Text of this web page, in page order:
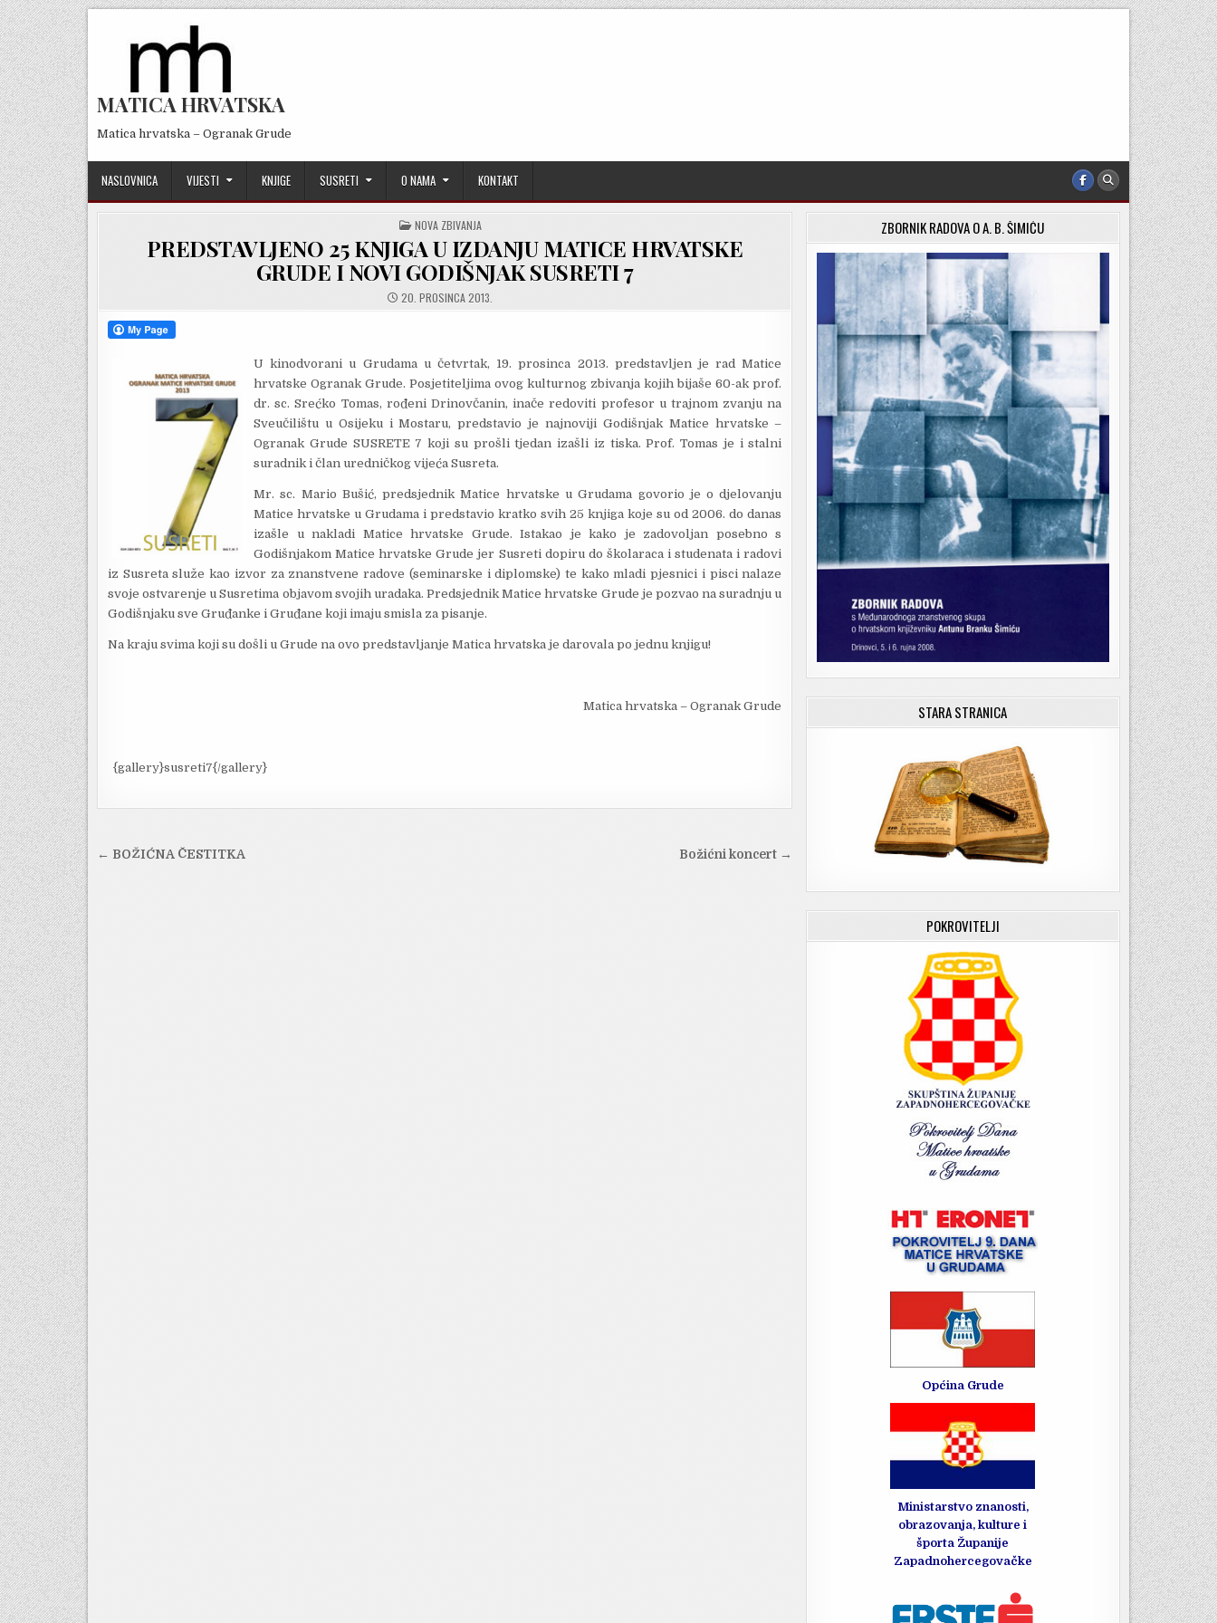
Skip
to
content
MATICA HRVATSKA
Matica hrvatska – Ogranak Grude
NASLOVNICA VIJESTI KNJIGE SUSRETI O NAMA KONTAKT
POSTED
IN
NOVA ZBIVANJA
PREDSTAVLJENO 25 KNJIGA U IZDANJU MATICE HRVATSKE
GRUDE I NOVI GODIŠNJAK SUSRETI 7
20. PROSINCA 2013.
U kinodvorani u Grudama u četvrtak, 19. prosinca 2013. predstavljen je rad Matice
hrvatske Ogranak Grude. Posjetiteljima ovog kulturnog zbivanja kojih bijaše 60-ak prof.
dr. sc. Srećko Tomas, rođeni Drinovčanin, inače redoviti profesor u trajnom zvanju na
Sveučilištu u Osijeku i Mostaru, predstavio je najnoviji Godišnjak Matice hrvatske –
Ogranak Grude SUSRETE 7 koji su prošli tjedan izašli iz tiska. Prof. Tomas je i stalni
suradnik i član uredničkog vijeća Susreta.
Mr. sc. Mario Bušić, predsjednik Matice hrvatske u Grudama govorio je o djelovanju
Matice hrvatske u Grudama i predstavio kratko svih 25 knjiga koje su od 2006. do danas
izašle u nakladi Matice hrvatske Grude. Istakao je kako je zadovoljan posebno s
Godišnjakom Matice hrvatske Grude jer Susreti dopiru do školaraca i studenata i radovi
iz Susreta služe kao izvor za znanstvene radove (seminarske i diplomske) te kako mladi pjesnici i pisci nalaze
svoje ostvarenje u Susretima objavom svojih uradaka. Predsjednik Matice hrvatske Grude je pozvao na suradnju u
Godišnjaku sve Gruđanke i Gruđane koji imaju smisla za pisanje.
Na kraju svima koji su došli u Grude na ovo predstavljanje Matica hrvatska je darovala po jednu knjigu!
Matica hrvatska – Ogranak Grude
{gallery}susreti7{/gallery}
Navigacija Božićni koncert →
← BOŽIĆNA ČESTITKA
ZBORNIK RADOVA O A. B. ŠIMIĆU
STARA STRANICA
POKROVITELJI
Općina Grude
Ministarstvo znanosti,
obrazovanja, kulture i
športa Županije
Zapadnohercegovačke